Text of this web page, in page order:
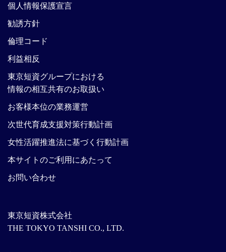
東京短資株式会社
THE TOKYO TANSHI CO., LTD.
個人情報保護宣言
勧誘方針
倫理コード
利益相反
東京短資グループにおける
情報の相互共有のお取扱い
お客様本位の業務運営
次世代育成支援対策行動計画
女性活躍推進法に基づく行動計画
本サイトのご利用にあたって
お問い合わせ